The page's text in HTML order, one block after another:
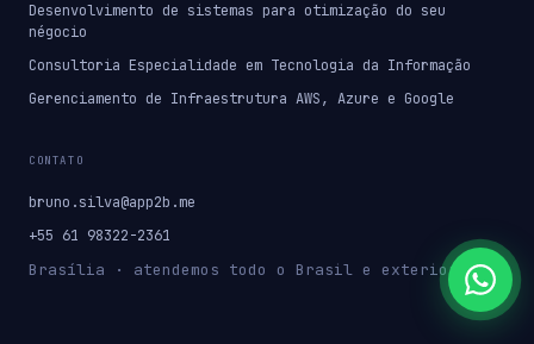
Desenvolvimento de sistemas para otimização do seu
négocio
Consultoria Especialidade em Tecnologia da Informação
Gerenciamento de Infraestrutura AWS, Azure e Google
CONTATO
bruno.silva@app2b.me
+55 61 98322-2361
Brasília · atendemos todo o Brasil e exterior